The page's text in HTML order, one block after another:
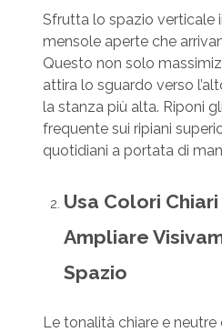
Sfrutta lo spazio verticale
mensole aperte che
Questo non solo
attira lo sguardo verso
la stanza più alta. Riponi
frequente sui ripiani
quotidiani a portata di
Usa Colori
Ampliare
Spazio
Le tonalità chiare e neutre